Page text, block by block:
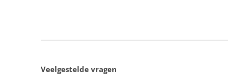
Veelgestelde vragen